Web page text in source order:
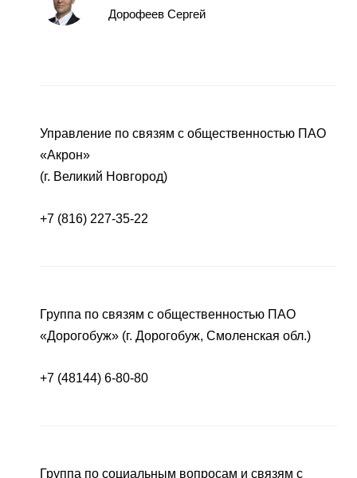
Дорофеев Сергей
Управление по связям с общественностью ПАО
«Акрон»
(г. Великий Новгород)
+7 (816) 227-35-22
Группа по связям с общественностью ПАО
«Дорогобуж» (г. Дорогобуж, Смоленская обл.)
+7 (48144) 6-80-80
Группа по социальным вопросам и связям с